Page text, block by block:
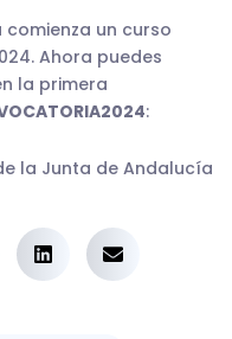
un curso
Ahora puedes
la primera
:
la Junta de Andalucía